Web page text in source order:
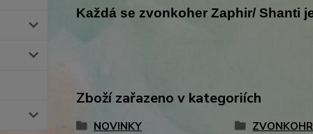
Každá se zvonkoher Zaphir/ Shanti
Zboží zařazeno v kategoriích
NOVINKY